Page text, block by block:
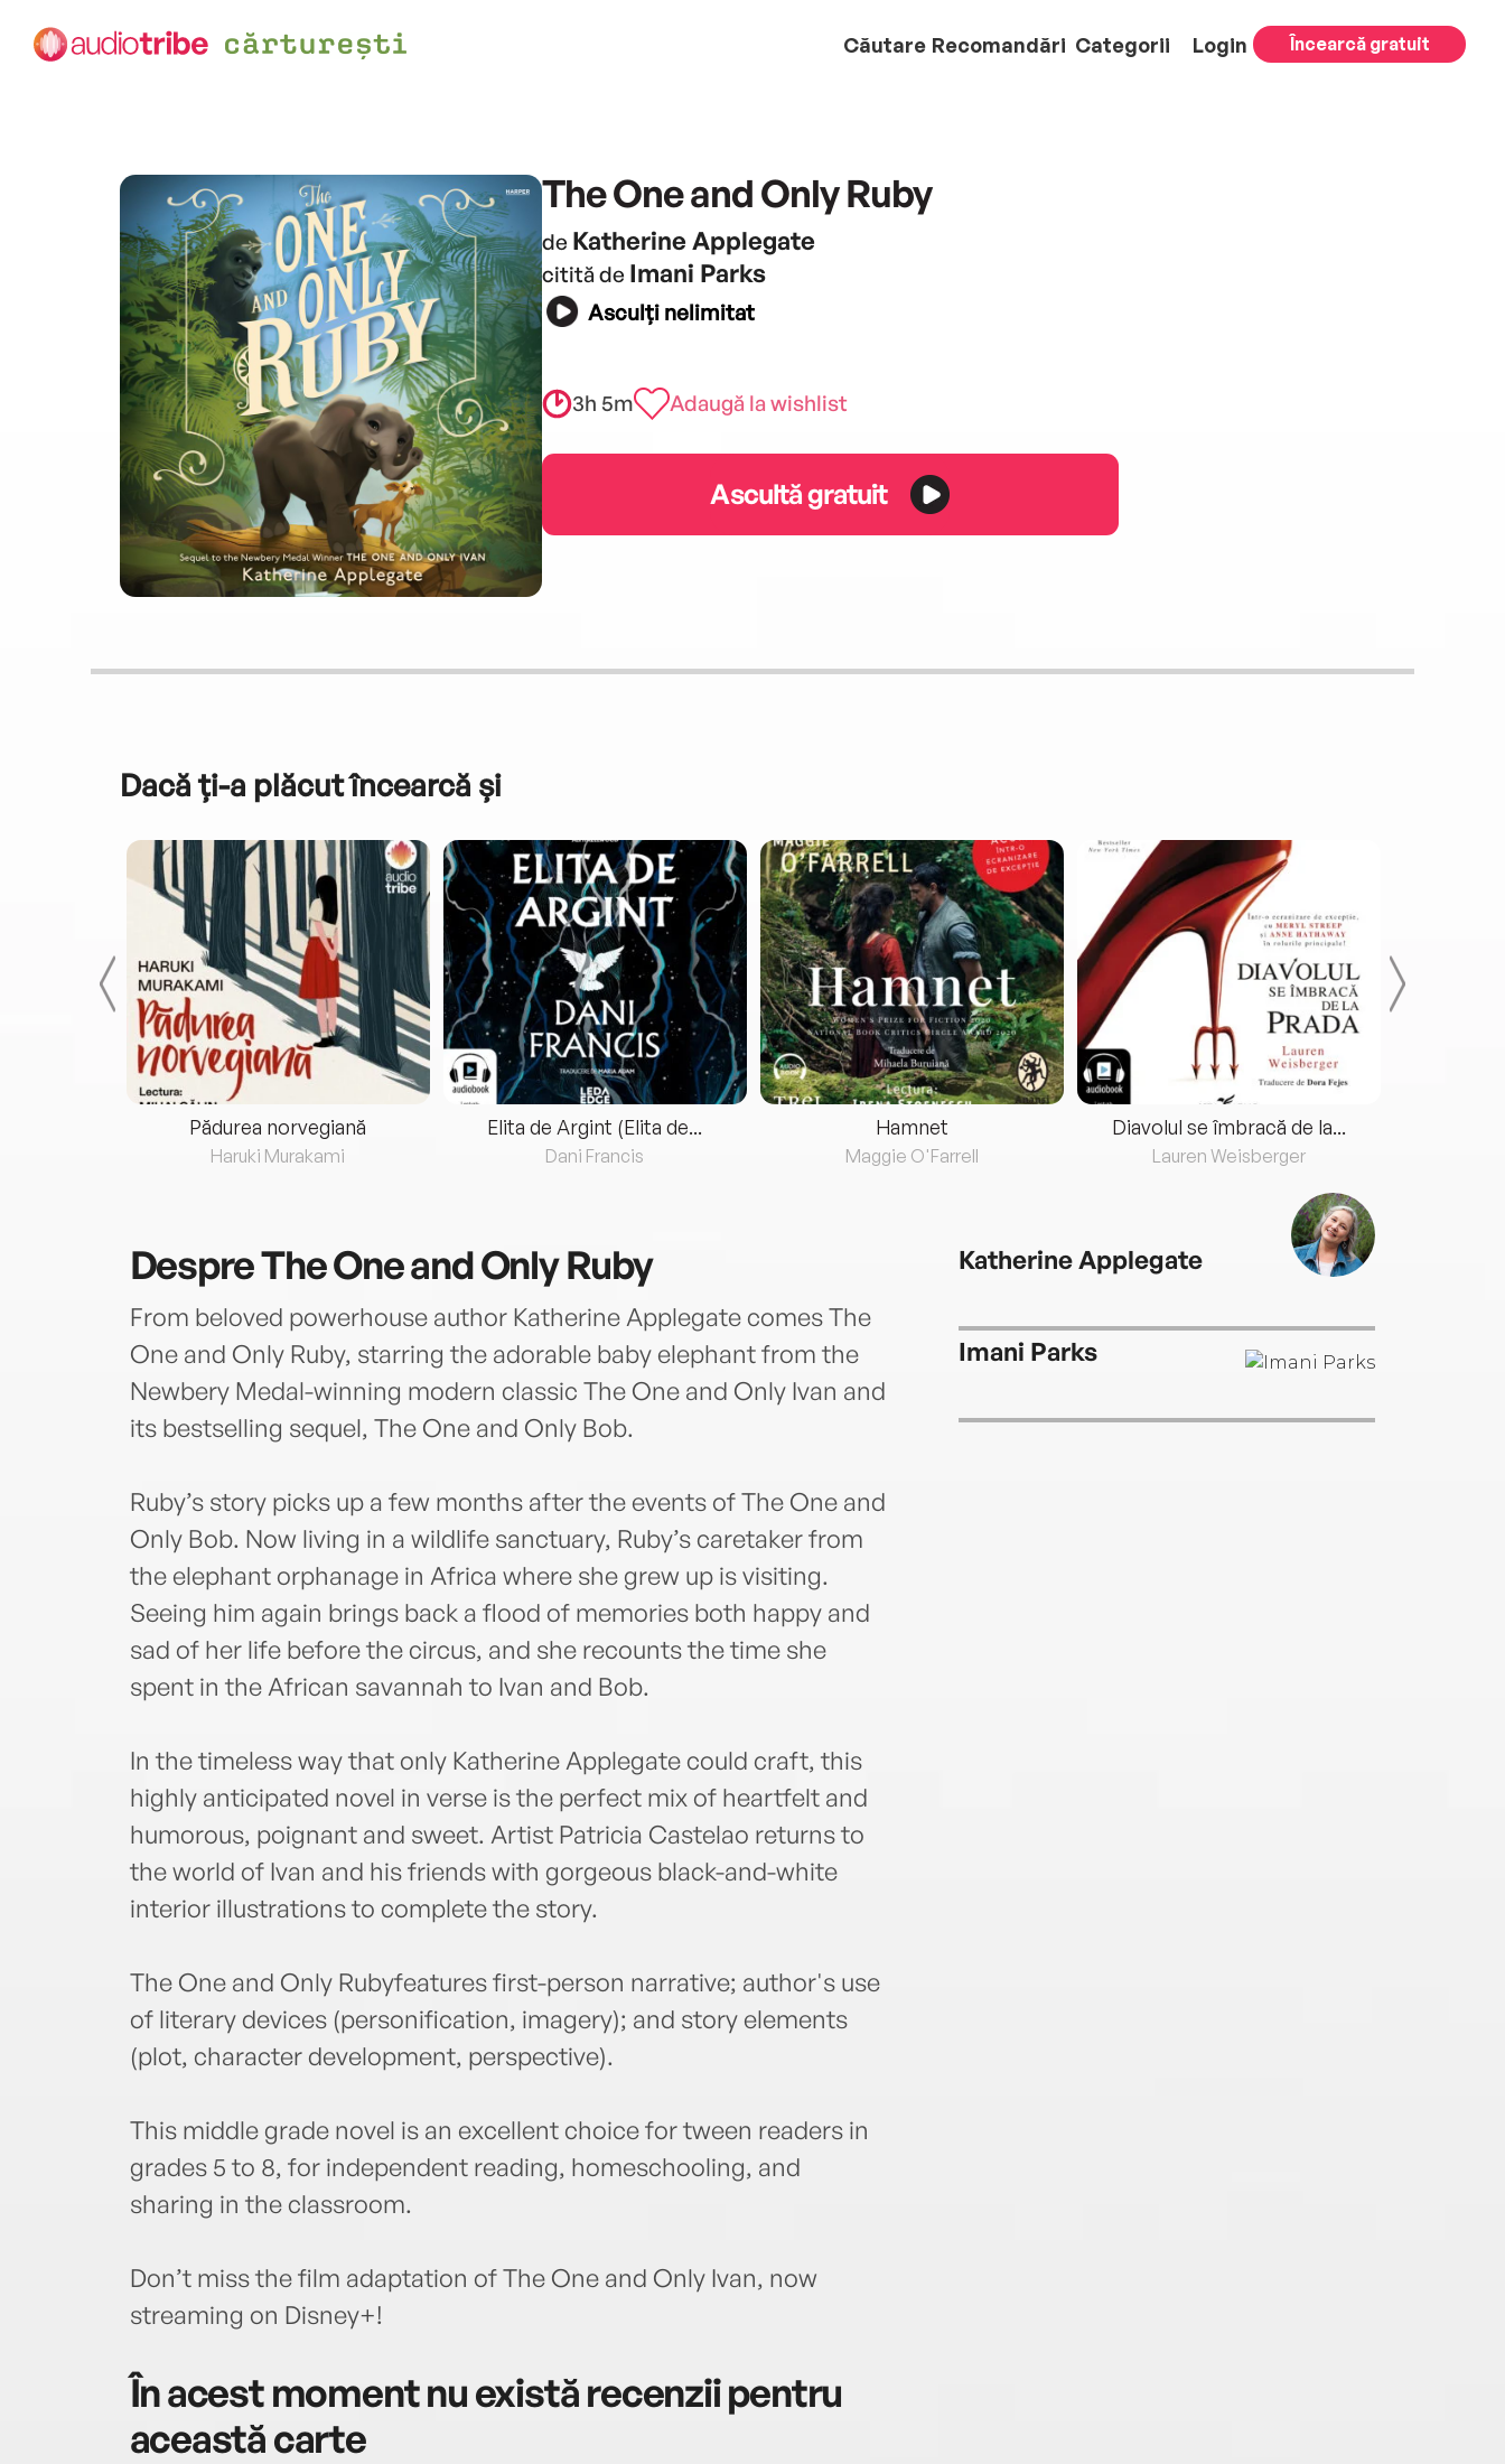
Căutare Recomandări Categorii Login Încearcă gratuit
The One and Only Ruby
de Katherine Applegate
citită de Imani Parks
Asculți nelimitat
3h 5m Adaugă la wishlist
Ascultă gratuit
Dacă ți-a plăcut încearcă și
Pădurea norvegiană
Haruki Murakami
Elita de Argint (Elita de...
Dani Francis
Hamnet
Maggie O'Farrell
Diavolul se îmbracă de la...
Lauren Weisberger
DespreThe One and Only Ruby
From beloved powerhouse author Katherine Applegate comes The
One and Only Ruby, starring the adorable baby elephant from the
Newbery Medal-winning modern classic The One and Only Ivan and
its bestselling sequel, The One and Only Bob.
Ruby’s story picks up a few months after the events of The One and
Only Bob. Now living in a wildlife sanctuary, Ruby’s caretaker from
the elephant orphanage in Africa where she grew up is visiting.
Seeing him again brings back a flood of memories both happy and
sad of her life before the circus, and she recounts the time she
spent in the African savannah to Ivan and Bob.
In the timeless way that only Katherine Applegate could craft, this
highly anticipated novel in verse is the perfect mix of heartfelt and
humorous, poignant and sweet. Artist Patricia Castelao returns to
the world of Ivan and his friends with gorgeous black-and-white
interior illustrations to complete the story.
The One and Only Rubyfeatures first-person narrative; author's use
of literary devices (personification, imagery); and story elements
(plot, character development, perspective).
This middle grade novel is an excellent choice for tween readers in
grades 5 to 8, for independent reading, homeschooling, and
sharing in the classroom.
Don’t miss the film adaptation of The One and Only Ivan, now
streaming on Disney+!
În acest moment nu există recenzii pentru
această carte
Katherine Applegate
Imani Parks